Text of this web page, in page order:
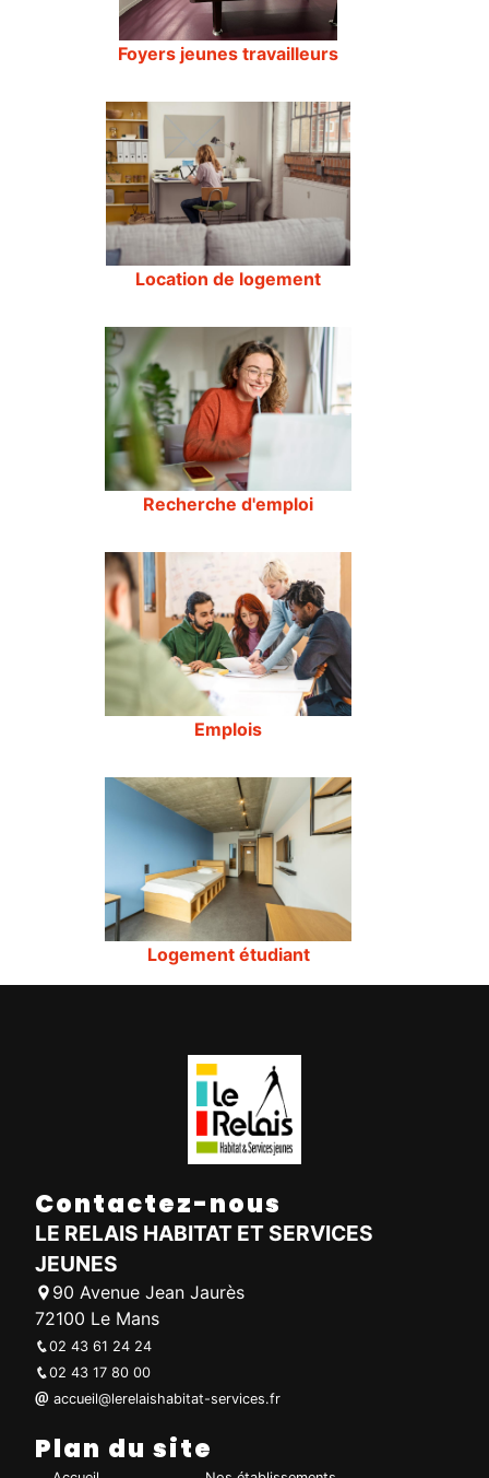
Foyers jeunes travailleurs
Location de logement
Recherche d'emploi
Emplois
Logement étudiant
Contactez-nous
LE RELAIS HABITAT ET SERVICES
JEUNES
90 Avenue Jean Jaurès
72100 Le Mans
02 43 61 24 24
02 43 17 80 00
accueil@lerelaishabitat-services.fr
Plan du site